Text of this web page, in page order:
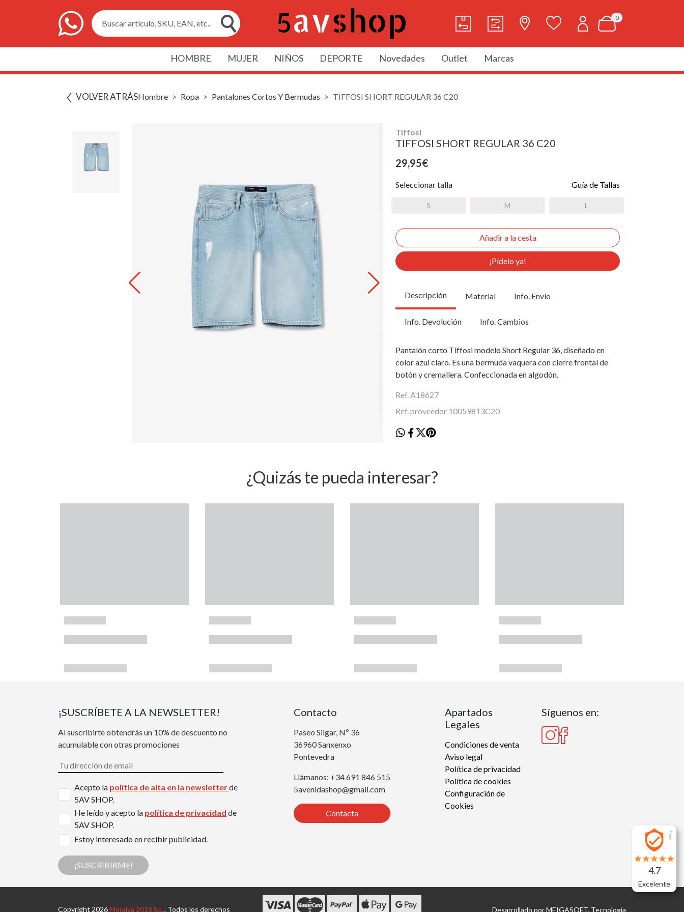
Buscar artículo, SKU, EAN, etc..
0
HOMBRE MUJER NIÑOS DEPORTE Novedades Outlet Marcas
VOLVER ATRÁSHombre Ropa Pantalones Cortos Y Bermudas TIFFOSI SHORT REGULAR 36 C20
Tiffosi
TIFFOSI SHORT REGULAR 36 C20
29,95€
Seleccionar talla Guía de Tallas
S M L
¡Pídelo ya!
Descripción Material Info. Envío
Info. Devolución Info. Cambios
Pantalón corto Tiffosi modelo Short Regular 36, diseñado en
color azul claro. Es una bermuda vaquera con cierre frontal de
botón y cremallera. Confeccionada en algodón.
Ref. A18627
Ref. proveedor 10059813C20
¿Quizás te pueda interesar?
¡SUSCRÍBETE A LA NEWSLETTER!
Al suscribirte obtendrás un 10% de descuento no
acumulable con otras promociones
Acepto la política de alta en la newsletterde
5AV SHOP.
He leído y acepto la política de privacidad de
5AV SHOP.
Estoy interesado en recibir publicidad.
¡SUSCRIBIRME!
Contacto
Paseo Silgar, Nº 36
36960 Sanxenxo
Pontevedra
Llámanos: +34 691 846 515
5avenidashop@gmail.com
Contacta
Apartados
Legales
Condiciones de venta
Aviso legal
Política de privacidad
Política de cookies
Configuración de
Cookies
Síguenos en:
Copyright 2026Moraiva 2018 S.L.. Todos los derechos Desarrollado porMEIGASOFT. Tecnología
4.7
Excelente